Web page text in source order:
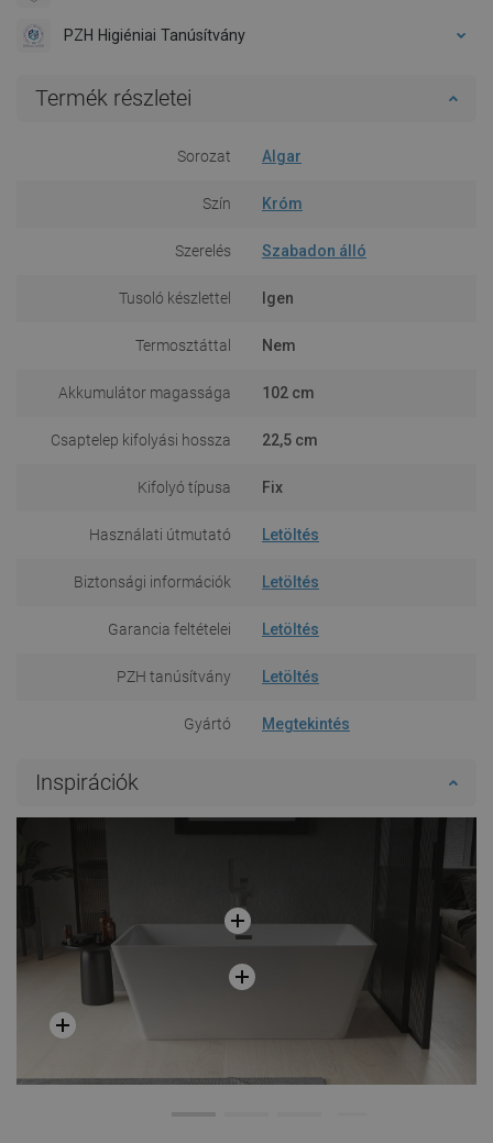
PZH Higiéniai Tanúsítvány
Termék részletei
Sorozat Algar
Szín Króm
Szerelés Szabadon álló
Tusoló készlettel Igen
Termosztáttal Nem
Akkumulátor magassága 102 cm
Csaptelep kifolyási hossza 22,5 cm
Kifolyó típusa Fix
Használati útmutató Letöltés
Biztonsági információk Letöltés
Garancia feltételei Letöltés
PZH tanúsítvány Letöltés
Gyártó Megtekintés
Inspirációk